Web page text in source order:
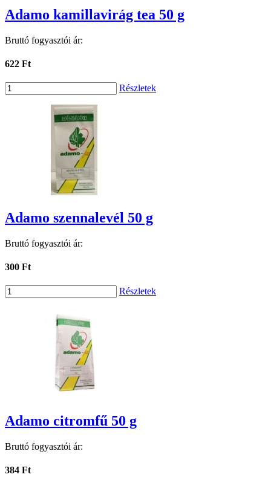
Adamo kamillavirág tea 50 g
Bruttó fogyasztói ár:
622 Ft
Részletek
Adamo szennalevél 50 g
Bruttó fogyasztói ár:
300 Ft
Részletek
Adamo citromfű 50 g
Bruttó fogyasztói ár:
384 Ft